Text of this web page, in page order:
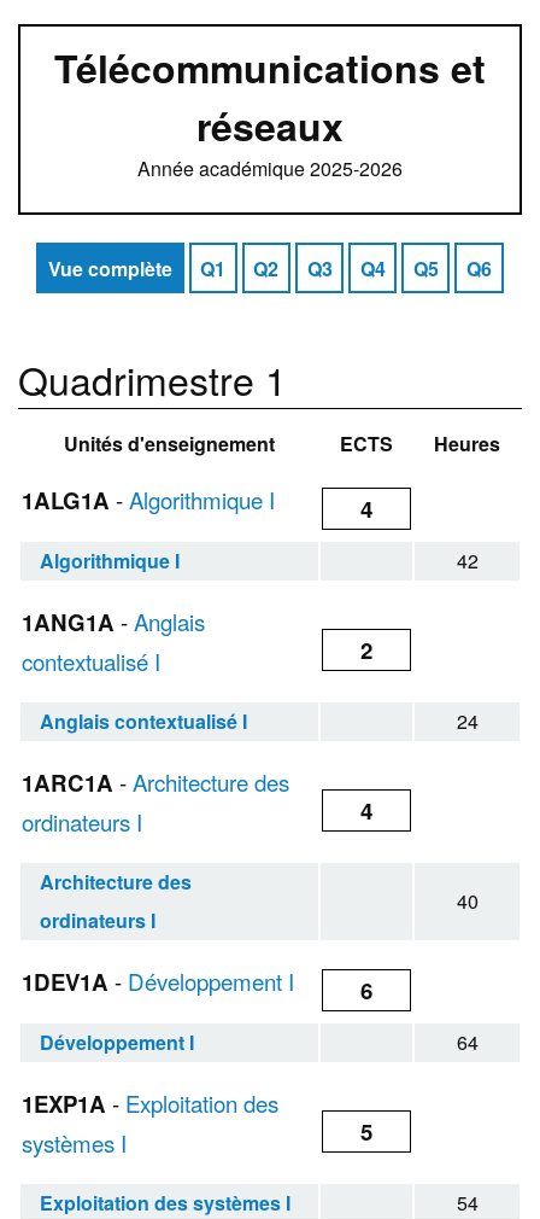
Télécommunications et
réseaux
Année académique 2025-2026
Vue complète Q1 Q2 Q3 Q4 Q5 Q6
Quadrimestre 1
Unités d'enseignement ECTS Heures
1ALG1A -Algorithmique I 4
Algorithmique I 42
1ANG1A -Anglais
contextualisé I
2
Anglais contextualisé I 24
1ARC1A -Architecture des
ordinateurs I
4
Architecture des
ordinateurs I
40
1DEV1A - Développement I 6
Développement I 64
1EXP1A - Exploitation des
systèmes I
5
Exploitation des systèmes I 54